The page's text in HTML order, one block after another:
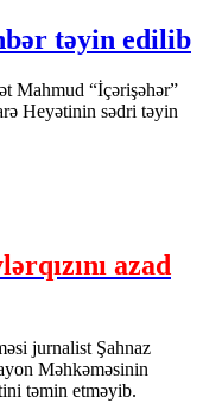
təyin edilib
Mahmud “İçərişəhər”
Heyətinin sədri təyin
azad
jurnalist Şahnaz
Məhkəməsinin
təmin etməyib.